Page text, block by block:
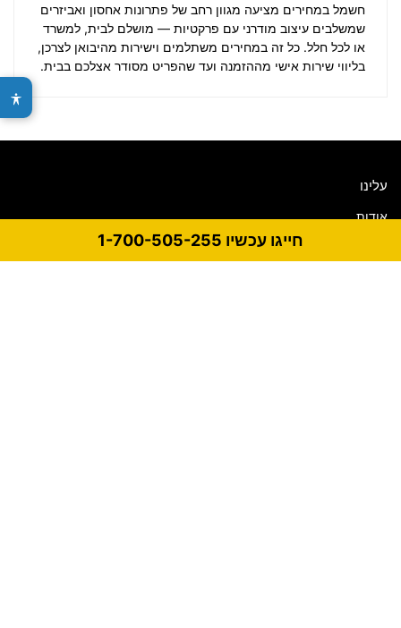
חייגו עכשיו 1-700-505-255
חשמל במחירים מציעה מגוון רחב של פתרונות אחסון ואביזרים
שמשלבים עיצוב מודרני עם פרקטיות — מושלם לבית, למשרד
או לכל חלל. כל זה במחירים משתלמים וישירות מהיבואן לצרכן,
בליווי שירות אישי מההזמנה ועד שהפריט מסודר אצלכם בבית.
עלינו
אודות
היסטורית הזמנות
איכות